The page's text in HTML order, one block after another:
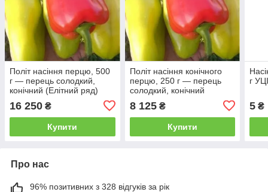
Політ насіння перцю, 500
г — перець солодкий,
конічний (Елітний ряд)
16 250 ₴
Купити
Політ насіння конічного
перцю, 250 г — перець
солодкий, конічний
8 125₴
Купити
г
5 ₴
Про нас
96% позитивних з 328 відгуків за рік